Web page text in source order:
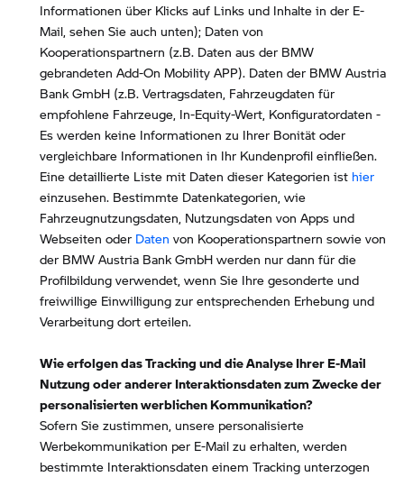
Informationen über Klicks auf Links und Inhalte in der E-
Mail, sehen Sie auch unten); Daten von
Kooperationspartnern (z.B. Daten aus der BMW
gebrandeten Add-On Mobility APP). Daten der BMW Austria
Bank GmbH (z.B. Vertragsdaten, Fahrzeugdaten für
empfohlene Fahrzeuge, In-Equity-Wert, Konfiguratordaten -
Es werden keine Informationen zu Ihrer Bonität oder
vergleichbare Informationen in Ihr Kundenprofil einfließen.
Eine detaillierte Liste mit Daten dieser Kategorien ist hier
einzusehen. Bestimmte Datenkategorien, wie
Fahrzeugnutzungsdaten, Nutzungsdaten von Apps und
Webseiten oder Daten von Kooperationspartnern sowie von
der BMW Austria Bank GmbH werden nur dann für die
Profilbildung verwendet, wenn Sie Ihre gesonderte und
freiwillige Einwilligung zur entsprechenden Erhebung und
Verarbeitung dort erteilen.
Wie erfolgen das Tracking und die Analyse Ihrer E-Mail
Nutzung oder anderer Interaktionsdaten zum Zwecke der
personalisierten werblichen Kommunikation?
Sofern Sie zustimmen, unsere personalisierte
Werbekommunikation per E-Mail zu erhalten, werden
bestimmte Interaktionsdaten einem Tracking unterzogen